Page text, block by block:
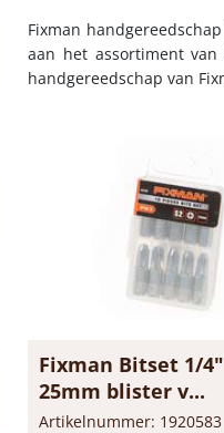
Fixman
aan het assortiment
handgereedschap van
Fixman Bitset 1/
25mm blister v...
Artikelnummer: 1920583